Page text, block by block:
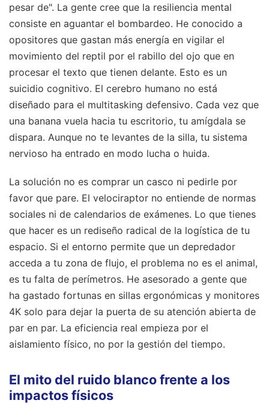
pesar de". La gente cree que la resiliencia mental
consiste en aguantar el bombardeo. He conocido a
opositores que gastan más energía en vigilar el
movimiento del reptil por el rabillo del ojo que en
procesar el texto que tienen delante. Esto es un
suicidio cognitivo. El cerebro humano no está
diseñado para el multitasking defensivo. Cada vez que
una banana vuela hacia tu escritorio, tu amígdala se
dispara. Aunque no te levantes de la silla, tu sistema
nervioso ha entrado en modo lucha o huida.
La solución no es comprar un casco ni pedirle por
favor que pare. El velociraptor no entiende de normas
sociales ni de calendarios de exámenes. Lo que tienes
que hacer es un rediseño radical de la logística de tu
espacio. Si el entorno permite que un depredador
acceda a tu zona de flujo, el problema no es el animal,
es tu falta de perímetros. He asesorado a gente que
ha gastado fortunas en sillas ergonómicas y monitores
4K solo para dejar la puerta de su atención abierta de
par en par. La eficiencia real empieza por el
aislamiento físico, no por la gestión del tiempo.
El mito del ruido blanco frente a los
impactos físicos